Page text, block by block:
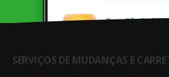
SERVIÇOS DE MUDANÇAS E